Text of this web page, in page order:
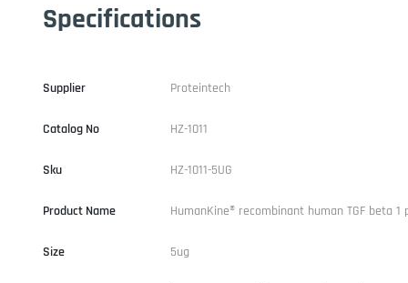
Specifications
Supplier Proteintech
Catalog No HZ-1011
Sku HZ-1011-5UG
Product Name HumanKine® recombinant human TGF beta 1
Size 5ug